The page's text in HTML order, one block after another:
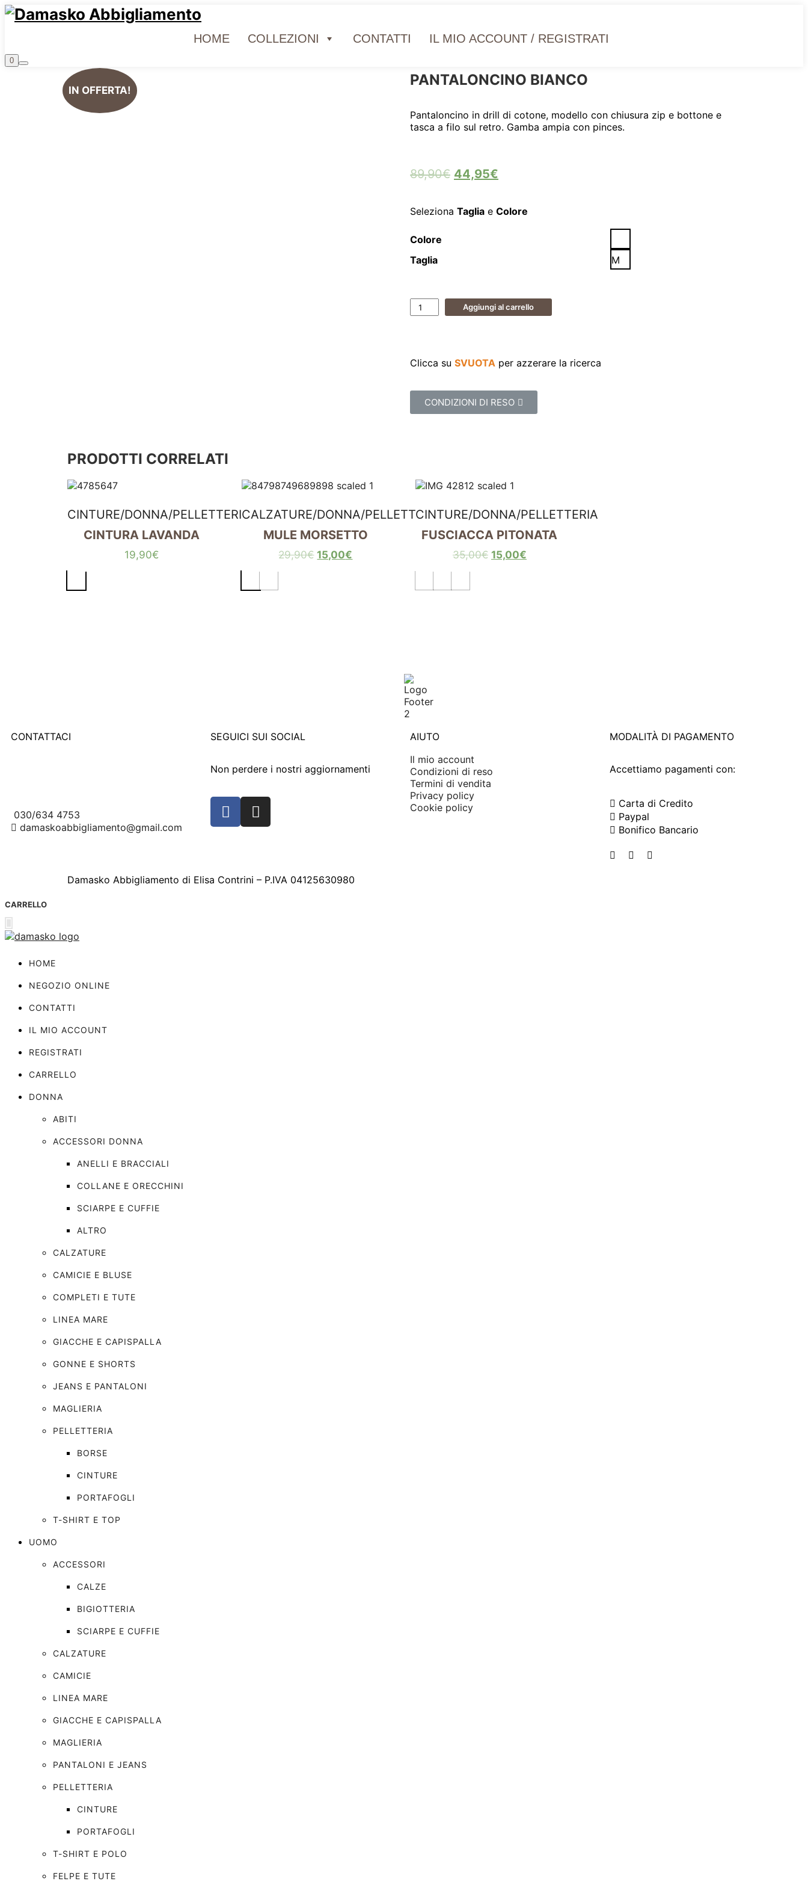
HOME COLLEZIONI CONTATTI IL MIO ACCOUNT / REGISTRATI
0
IN OFFERTA!
PANTALONCINO BIANCO
Pantaloncino in drill di cotone, modello con chiusura zip e bottone e
tasca a filo sul retro. Gamba ampia con pinces.
89,90€ 44,95€
Seleziona Taglia e Colore
Colore
Taglia
M
Aggiungi al carrello
Clicca su SVUOTA per azzerare la ricerca
CONDIZIONI DI RESO
PRODOTTI CORRELATI
CINTURE/DONNA/PELLETTERIA
CINTURA LAVANDA
19,90€
CALZATURE/DONNA/PELLETTERIA
MULE MORSETTO
29,90€ 15,00€
CINTURE/DONNA/PELLETTERIA
FUSCIACCA PITONATA
35,00€ 15,00€
CONTATTACI
030/634 4753
damaskoabbigliamento@gmail.com
SEGUICI SUI SOCIAL
Non perdere i nostri aggiornamenti
AIUTO
Il mio account
Condizioni di reso
Termini di vendita
Privacy policy
Cookie policy
MODALITÀ DI PAGAMENTO
Accettiamo pagamenti con:
Carta di Credito
Paypal
Bonifico Bancario
Damasko Abbigliamento di Elisa Contrini – P.IVA 04125630980
CARRELLO
HOME
NEGOZIO ONLINE
CONTATTI
IL MIO ACCOUNT
REGISTRATI
CARRELLO
DONNA
ABITI
ACCESSORI DONNA
ANELLI E BRACCIALI
COLLANE E ORECCHINI
SCIARPE E CUFFIE
ALTRO
CALZATURE
CAMICIE E BLUSE
COMPLETI E TUTE
LINEA MARE
GIACCHE E CAPISPALLA
GONNE E SHORTS
JEANS E PANTALONI
MAGLIERIA
PELLETTERIA
BORSE
CINTURE
PORTAFOGLI
T-SHIRT E TOP
UOMO
ACCESSORI
CALZE
BIGIOTTERIA
SCIARPE E CUFFIE
CALZATURE
CAMICIE
LINEA MARE
GIACCHE E CAPISPALLA
MAGLIERIA
PANTALONI E JEANS
PELLETTERIA
CINTURE
PORTAFOGLI
T-SHIRT E POLO
FELPE E TUTE